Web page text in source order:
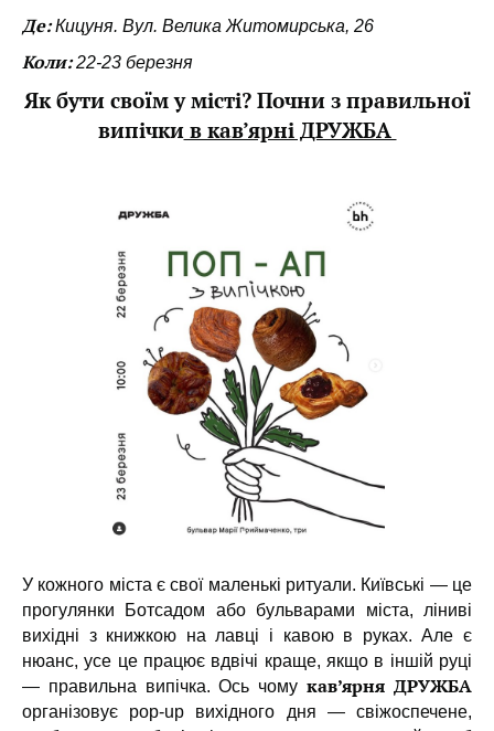
Де:Кицуня. Вул. Велика Житомирська, 26
Коли:22-23 березня
Як бути своїм у місті? Почни з правильної
випічкив кав’ярні ДРУЖБА
У кожного міста є свої маленькі ритуали. Київські — це
прогулянки Ботсадом або бульварами міста, ліниві
вихідні з книжкою на лавці і кавою в руках. Але є
нюанс, усе це працює вдвічі краще, якщо в іншій руці
— правильна випічка. Ось чомукав’ярня ДРУЖБА
організовує pop-up вихідного дня — свіжоспечене,